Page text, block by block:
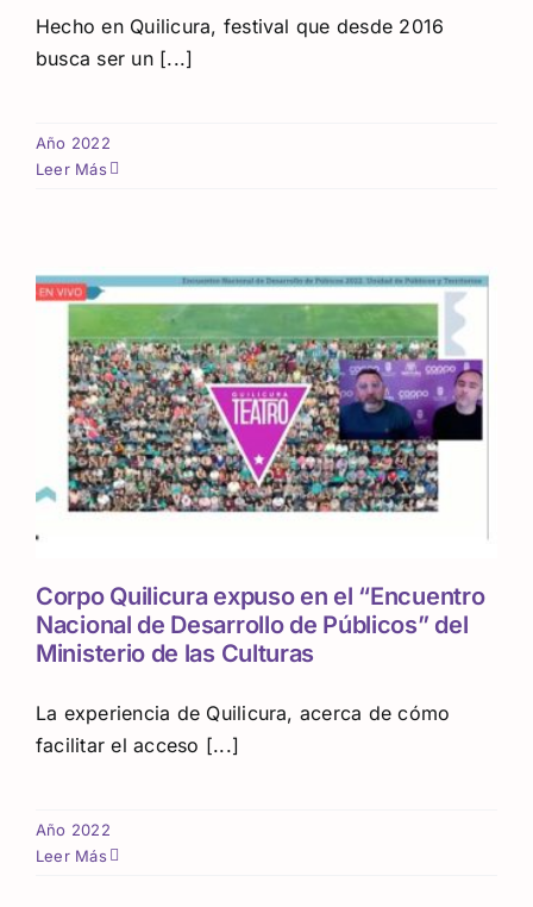
Hecho en Quilicura, festival que desde 2016
busca ser un [...]
Año 2022
Leer Más
Corpo Quilicura expuso en el “Encuentro
Nacional de Desarrollo de Públicos” del
Ministerio de las Culturas
La experiencia de Quilicura, acerca de cómo
facilitar el acceso [...]
Año 2022
Leer Más